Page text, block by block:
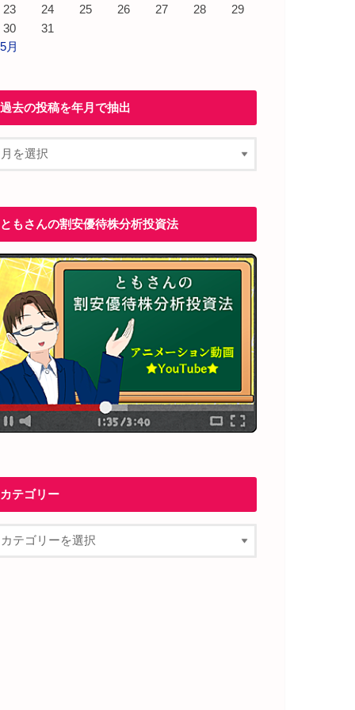
23 24 25 26 27 28
29
30
31
月
過去の投稿を年月で抽出
ともさんの割安優待株分析投資法
カテゴリー